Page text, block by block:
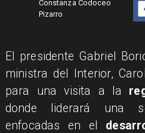
Constanza Codoceo
Pizarro
El presidente Gabriel
ministra del Interior,
para una visita a la
donde liderará una
enfocadas en el